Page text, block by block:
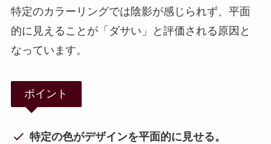
特定のカラーリングでは陰影が感じられず、平面
的に見えることが「ダサい」と評価される原因と
なっています。
ポイント
特定の色がデザインを平面的に見せる。